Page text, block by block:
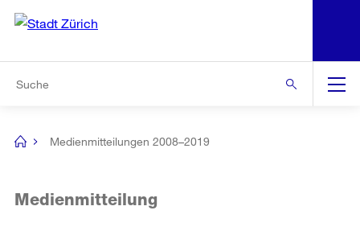
Navigation
[no
Medienmitteilungen 2008–2019
Medienmitteilung